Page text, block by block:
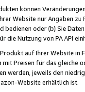
können
Website nur Angaben
oder (b) Sie
die Nutzung von PA API
auf Ihrer Website
mit Preisen für das
werden, jeweils den
Website erhältlich ist.